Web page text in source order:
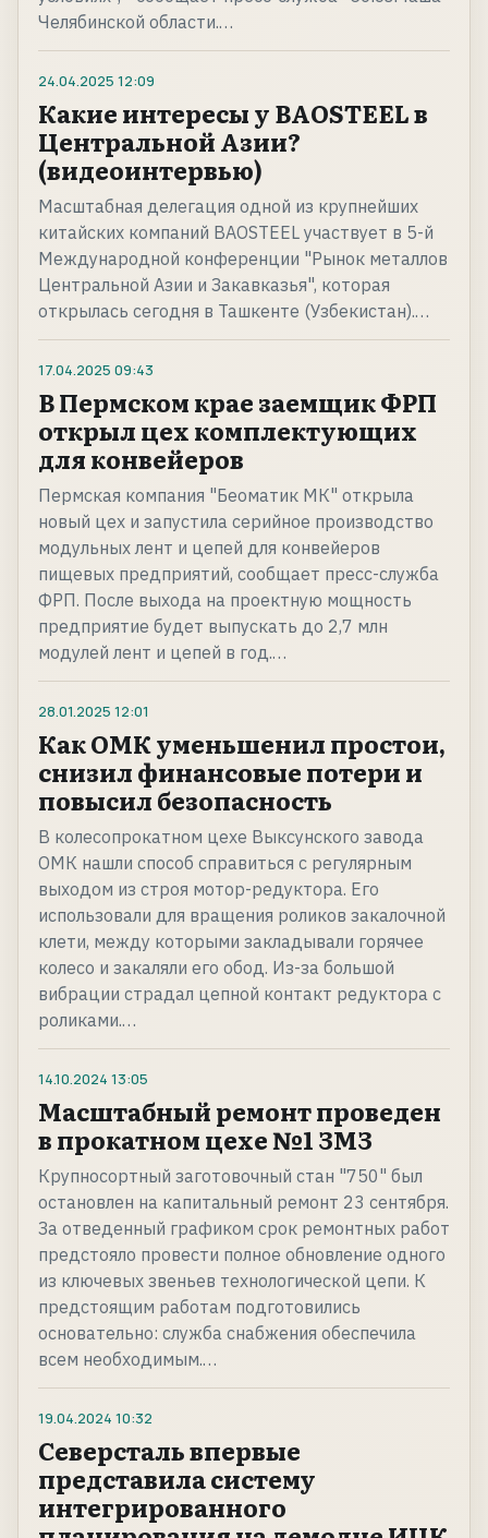
Челябинской области.…
24.04.2025 12:09
Какие интересы у BAOSTEEL в
Центральной Азии?
(видеоинтервью)
Масштабная делегация одной из крупнейших
китайских компаний BAOSTEEL участвует в 5-й
Международной конференции "Рынок металлов
Центральной Азии и Закавказья", которая
открылась сегодня в Ташкенте (Узбекистан).…
17.04.2025 09:43
В Пермском крае заемщик ФРП
открыл цех комплектующих
для конвейеров
Пермская компания "Беоматик МК" открыла
новый цех и запустила серийное производство
модульных лент и цепей для конвейеров
пищевых предприятий, сообщает пресс-служба
ФРП. После выхода на проектную мощность
предприятие будет выпускать до 2,7 млн
модулей лент и цепей в год.…
28.01.2025 12:01
Как ОМК уменьшенил простои,
снизил финансовые потери и
повысил безопасность
В колесопрокатном цехе Выксунского завода
ОМК нашли способ справиться с регулярным
выходом из строя мотор-редуктора. Его
использовали для вращения роликов закалочной
клети, между которыми закладывали горячее
колесо и закаляли его обод. Из-за большой
вибрации страдал цепной контакт редуктора с
роликами.…
14.10.2024 13:05
Масштабный ремонт проведен
в прокатном цехе №1 ЗМЗ
Крупносортный заготовочный стан "750" был
остановлен на капитальный ремонт 23 сентября.
За отведенный графиком срок ремонтных работ
предстояло провести полное обновление одного
из ключевых звеньев технологической цепи. К
предстоящим работам подготовились
основательно: служба снабжения обеспечила
всем необходимым.…
19.04.2024 10:32
Северсталь впервые
представила систему
интегрированного